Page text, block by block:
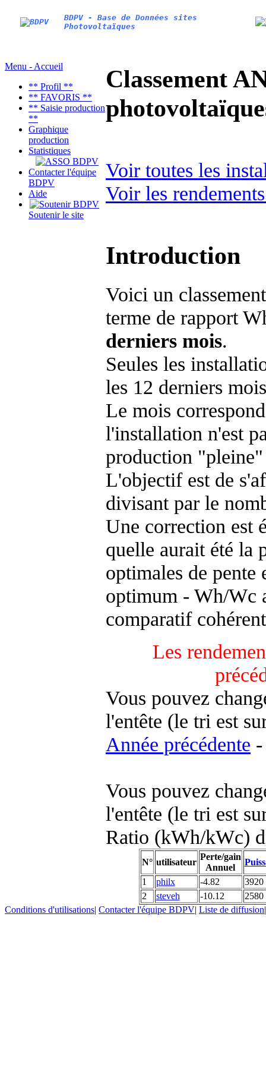
BDPV - Base de Données sites
Photovoltaïques
Menu - Accueil
** Profil **
** FAVORIS **
** Saisie production
**
Graphique
production
Statistiques
Contacter l'équipe
BDPV
Aide
Soutenir le site
Classement
Voir toutes les
Voir les
Introduction
Voici un
terme de rapport
derniers mois.
Seules les
les 12 derniers
Le mois
l'installation n'est
production "pleine"
L'objectif est de
divisant par le
Une correction est
quelle aurait été la
optimales de
optimum - Wh/Wc
comparatif
Les
Vous pouvez
l'entête (le tri est
Année précédente
Vous pouvez
l'entête (le tri est
Ratio (kWh/kWc)
N° utilisateur
Perte/gain
Annuel
1
philx -4.82
3920
2
steveh -10.12
2580
Conditions d'utilisations| Contacter l'équipe BDPV| Liste de diffusion